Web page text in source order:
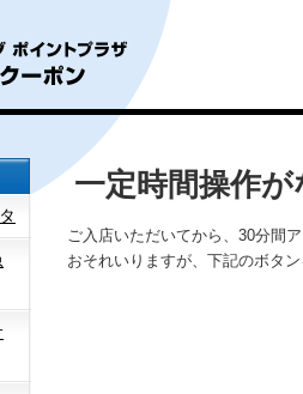
一定時間操作
ご入店いただいてから、30分間
おそれいりますが、下記のボタ